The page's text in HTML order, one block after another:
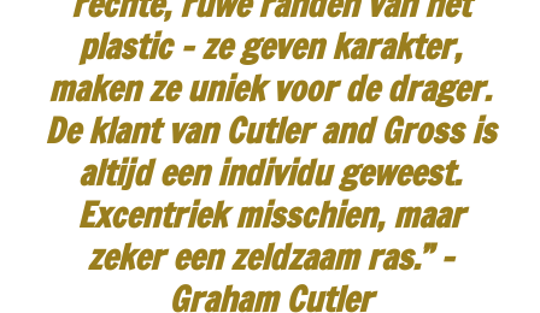
plastic - ze geven karakter,
maken ze uniek voor de drager.
De klant van Cutler and Gross is
altijd een individu geweest.
Excentriek misschien, maar
zeker een zeldzaam ras.” -
Graham Cutler